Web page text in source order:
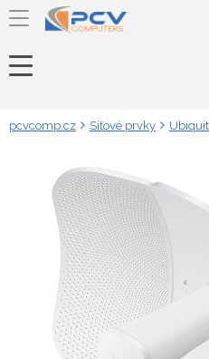
pcvcomp.cz Síťové prvky